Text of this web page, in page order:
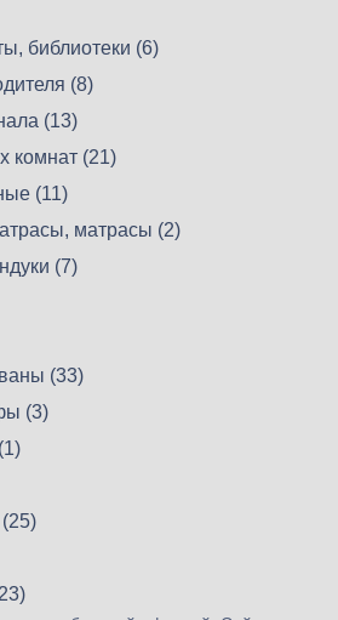
библиотеки (6)
(8)
(13)
комнат (21)
(11)
матрасы (2)
(7)
(33)
(3)